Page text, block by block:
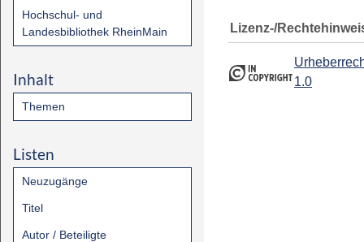
Hochschul- und
Landesbibliothek RheinMain
Inhalt
Themen
Listen
Neuzugänge
Titel
Autor / Beteiligte
Lizenz-/
1.0